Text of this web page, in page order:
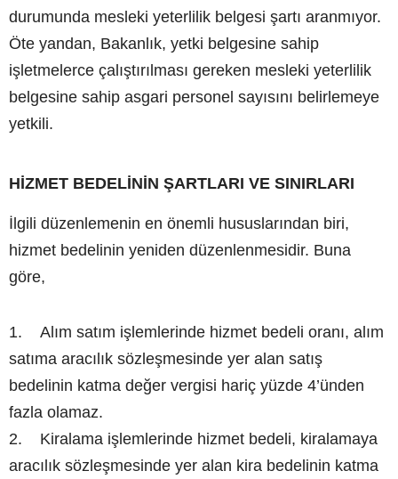
durumunda mesleki yeterlilik belgesi şartı aranmıyor.
Öte yandan, Bakanlık, yetki belgesine sahip
işletmelerce çalıştırılması gereken mesleki yeterlilik
belgesine sahip asgari personel sayısını belirlemeye
yetkili.
HİZMET BEDELİNİN ŞARTLARI VE SINIRLARI
İlgili düzenlemenin en önemli hususlarından biri,
hizmet bedelinin yeniden düzenlenmesidir. Buna
göre,
1. Alım satım işlemlerinde hizmet bedeli oranı, alım
satıma aracılık sözleşmesinde yer alan satış
bedelinin katma değer vergisi hariç yüzde 4’ünden
fazla olamaz.
2. Kiralama işlemlerinde hizmet bedeli, kiralamaya
aracılık sözleşmesinde yer alan kira bedelinin katma